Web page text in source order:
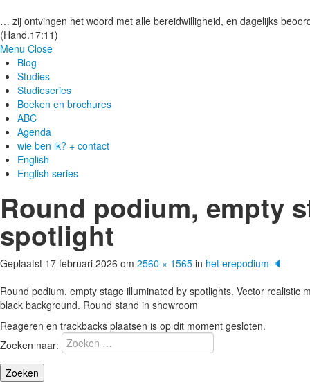
… zij ontvingen het woord met alle bereidwilligheid, en dagelijks
(Hand.17:11)
Menu Close
Blog
Studies
Studieseries
Boeken en brochures
ABC
Agenda
wie ben ik? + contact
English
English series
Round podium, empty
spotlight
Geplaatst 17 februari 2026 om 2560 × 1565 in het erepodium 🔈
Round podium, empty stage illuminated by spotlights. Vector
black background. Round stand in showroom
Reageren en trackbacks plaatsen is op dit moment gesloten.
Zoeken naar: